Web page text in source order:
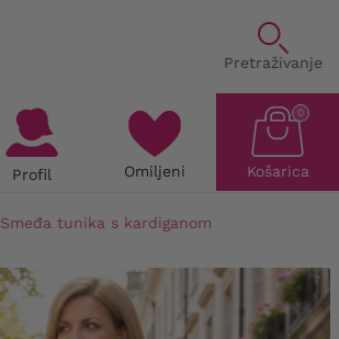
Pretraživanje
Profil Omiljeni Košarica
0
Smeđa tunika s kardiganom